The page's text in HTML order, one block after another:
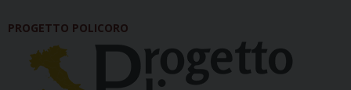
PROGETTO POLICORO